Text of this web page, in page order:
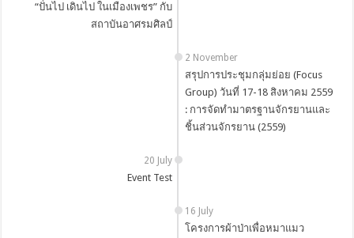
“ปั่นไป เดินไป ในเมืองเพชร” กับ
สถาบันอาศรมศิลป์
2 November
สรุปการประชุมกลุ่มย่อย (Focus
Group) วันที่ 17-18 สิงหาคม 2559
: การจัดทำมาตรฐานจักรยานและ
ชิ้นส่วนจักรยาน (2559)
20 July
Event Test
16 July
โครงการผ้าป่าเพื่อหมาแมว